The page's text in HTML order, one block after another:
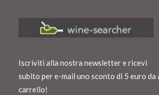
Iscriviti alla nostra newsletter e ricevi
subito per e-mail uno sconto di 5 euro da
carrello!